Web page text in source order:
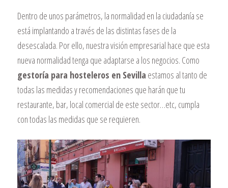
Dentro de unos parámetros, la normalidad en la ciudadanía se
está implantando a través de las distintas fases de la
desescalada. Por ello, nuestra visión empresarial hace que esta
nueva normalidad tenga que adaptarse a los negocios. Como
gestoría para hosteleros en Sevilla estamos al tanto de
todas las medidas y recomendaciones que harán que tu
restaurante, bar, local comercial de este sector…etc, cumpla
con todas las medidas que se requieren.